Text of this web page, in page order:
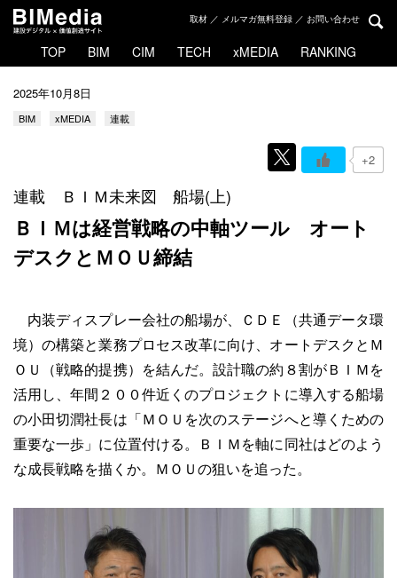
取材 ／ メルマガ無料登録 ／ お問い合わせ
TOP BIM CIM TECH xMEDIA RANKING
2025年10月8日
BIM xMEDIA 連載
+2
連載 ＢＩＭ未来図 船場(上)
ＢＩＭは経営戦略の中軸ツール
オート
デスクとＭＯＵ締結
内装ディスプレー会社の船場が、ＣＤＥ（共通データ環
境）の構築と業務プロセス改革に向け、オートデスクとＭ
ＯＵ（戦略的提携）を結んだ。設計職の約８割がＢＩＭを
活用し、年間２００件近くのプロジェクトに導入する船場
の小田切潤社長は「ＭＯＵを次のステージへと導くための
重要な一歩」に位置付ける。ＢＩＭを軸に同社はどのよう
な成長戦略を描くか。ＭＯＵの狙いを追った。